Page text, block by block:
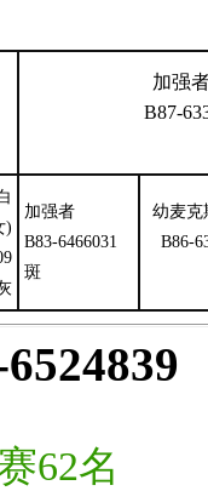
加强
B87-
)
加强者
B83-6466031
斑
幼麦克
B86-
62名